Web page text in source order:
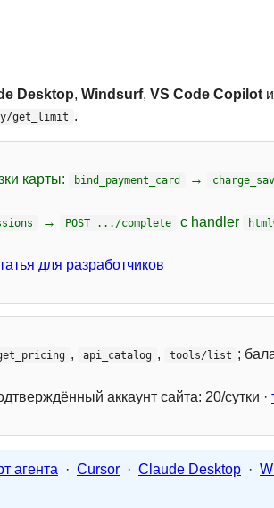
Desktop, Windsurf, VS Code Copilotи
get_limit .
карты: bind_payment_card →
→ POST .../complete с handler
для разработчиков
, api_catalog , tools/list ;
аккаунт сайта: 20/сутки ·
агента · Cursor · Claude Desktop ·